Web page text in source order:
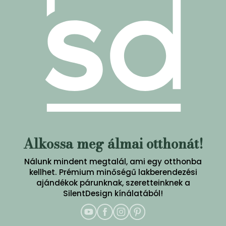
Alkossa meg álmai otthonát!
Nálunk mindent megtalál, ami egy otthonba
kellhet. Prémium minőségű lakberendezési
ajándékok párunknak, szeretteinknek a
SilentDesign kínálatából!